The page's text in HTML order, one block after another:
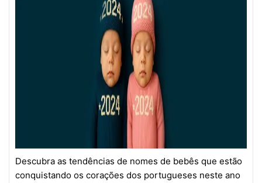
Descubra as tendências de nomes de bebês que estão
conquistando os corações dos portugueses neste ano